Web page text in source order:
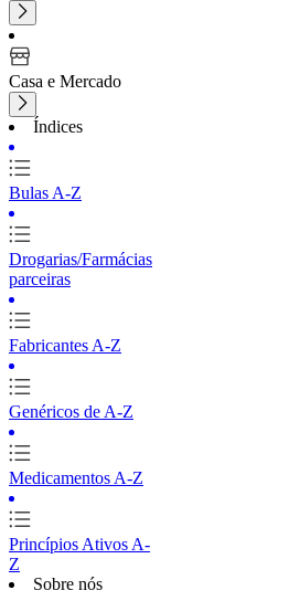
Casa e Mercado
Índices
Bulas A-Z
Drogarias/Farmácias
parceiras
Fabricantes A-Z
Genéricos de A-Z
Medicamentos A-Z
Princípios Ativos A-
Z
Sobre nós